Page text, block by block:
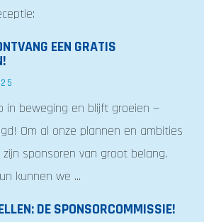
EEN GRATIS
in beweging en blijft groeien —
Om al onze plannen en ambities
sponsoren van groot belang.
kunnen we ...
DE SPONSORCOMMISSIE!